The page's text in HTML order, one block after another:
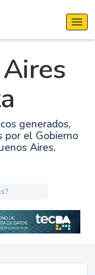
generados,
por el Gobierno
Aires.